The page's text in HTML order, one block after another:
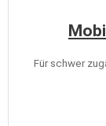
Für schwer